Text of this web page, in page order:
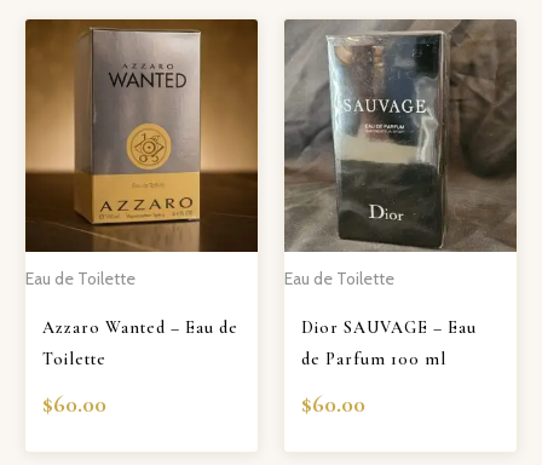
Eau de Toilette
Azzaro Wanted – Eau de
Toilette
$60.00
Eau de Toilette
Dior SAUVAGE – Eau
de Parfum 100 ml
$60.00